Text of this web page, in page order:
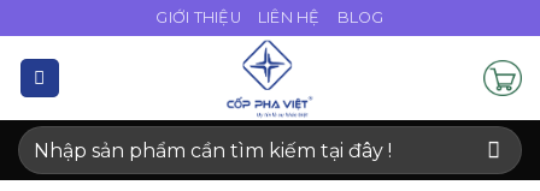
dung
GIỚI THIỆU LIÊN HỆ BLOG
Tìm
kiếm: